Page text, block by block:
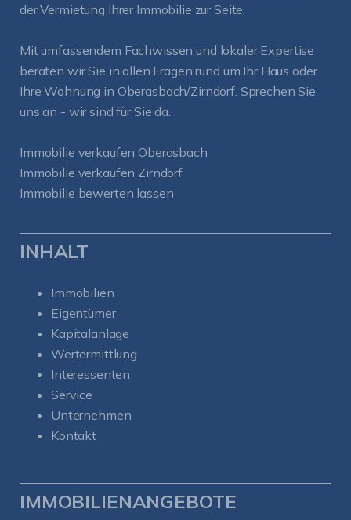
der Vermietung Ihrer Immobilie zur Seite.
Mit umfassendem Fachwissen und lokaler Expertise
beraten wir Sie in allen Fragen rund um Ihr Haus oder
Ihre Wohnung in Oberasbach/Zirndorf. Sprechen Sie
uns an - wir sind für Sie da.
Immobilie verkaufen Oberasbach
Immobilie verkaufen Zirndorf
Immobilie bewerten lassen
INHALT
Immobilien
Eigentümer
Kapitalanlage
Wertermittlung
Interessenten
Service
Unternehmen
Kontakt
IMMOBILIENANGEBOTE